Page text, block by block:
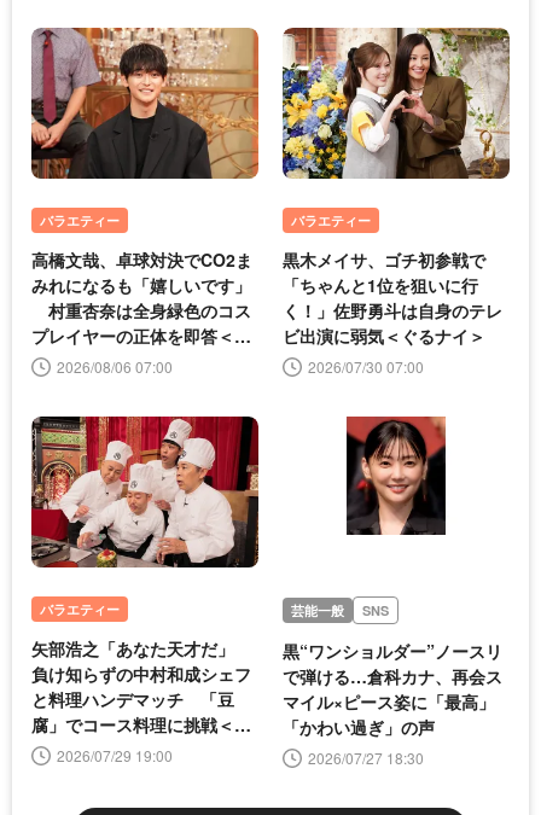
バラエティー
高橋文哉、卓球対決でCO2ま
みれになるも「嬉しいです」
村重杏奈は全身緑色のコス
プレイヤーの正体を即答＜ぐ
るナイ＞
2026/08/06 07:00
バラエティー
黒木メイサ、ゴチ初参戦で
「ちゃんと1位を狙いに行
く！」佐野勇斗は自身のテレ
ビ出演に弱気＜ぐるナイ＞
2026/07/30 07:00
バラエティー
矢部浩之「あなた天才だ」
負け知らずの中村和成シェフ
と料理ハンデマッチ 「豆
腐」でコース料理に挑戦＜ぐ
るナイ＞
2026/07/29 19:00
芸能一般 SNS
黒“ワンショルダー”ノースリ
で弾ける…倉科カナ、再会ス
マイル×ピース姿に「最高」
「かわい過ぎ」の声
2026/07/27 18:30